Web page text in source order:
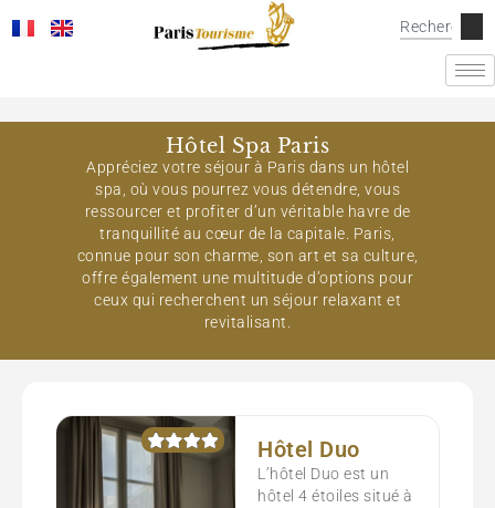
Hôtel Spa Paris
Appréciez votre séjour à Paris dans un hôtel
spa, où vous pourrez vous détendre, vous
ressourcer et profiter d’un véritable havre de
tranquillité au cœur de la capitale. Paris,
connue pour son charme, son art et sa culture,
offre également une multitude d’options pour
ceux qui recherchent un séjour relaxant et
revitalisant.
Hôtel Duo
L’hôtel Duo est un
hôtel 4 étoiles situé à